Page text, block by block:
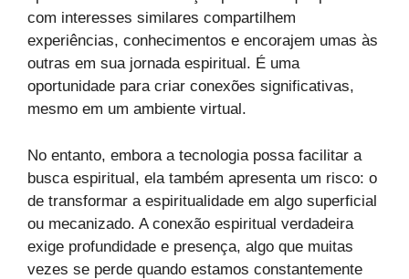
com interesses similares compartilhem
experiências, conhecimentos e encorajem umas às
outras em sua jornada espiritual. É uma
oportunidade para criar conexões significativas,
mesmo em um ambiente virtual.
No entanto, embora a tecnologia possa facilitar a
busca espiritual, ela também apresenta um risco: o
de transformar a espiritualidade em algo superficial
ou mecanizado. A conexão espiritual verdadeira
exige profundidade e presença, algo que muitas
vezes se perde quando estamos constantemente